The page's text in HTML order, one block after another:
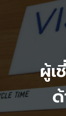
ผู้เ